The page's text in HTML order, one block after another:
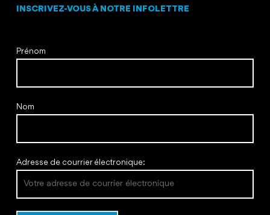
INSCRIVEZ-VOUS À NOTRE INFOLETTRE
Prénom
Nom
Adresse de courrier électronique: